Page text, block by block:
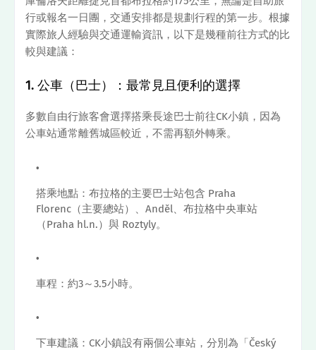
行或報名一日團，交通安排都是規劃行程的第一步。根據
實際旅人經驗與交通運輸資訊，以下是幾種前往方式的比
較與建議：
1. 公車（巴士）：最常見且便利的選擇
多數自由行旅客會選擇搭乘長途巴士前往CK小鎮，因為
公車站通常離舊城區較近，不需再額外轉乘。
搭乘地點：布拉格的主要巴士站包含 Praha
Florenc（主要總站）、Anděl、布拉格中央車站
（Praha hl.n.）與 Roztyly。
車程：約3～3.5小時。
下車建議：CK小鎮設有兩個公車站，分別為「Český